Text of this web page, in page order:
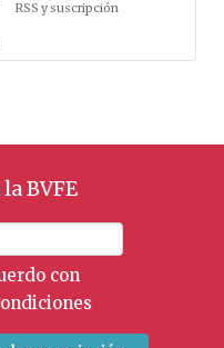
RSS y suscripción
BVFE
con